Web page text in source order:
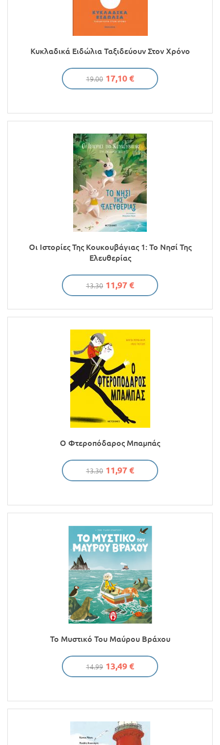
Κυκλαδικά Ειδώλια Ταξιδεύουν Στον Χρόνο
19.00 17,10 €
Οι Ιστορίες Της Κουκουβάγιας 1: Το Νησί Της
Ελευθερίας
13.30 11,97 €
Ο Φτεροπόδαρος Μπαμπάς
13.30 11,97 €
Το Μυστικό Του Μαύρου Βράχου
14.99 13,49 €